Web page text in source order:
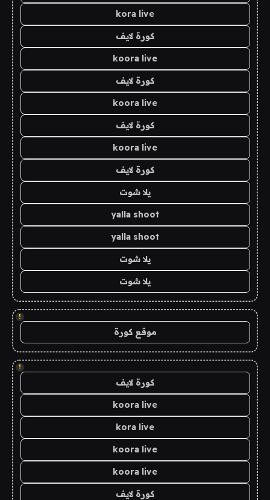
kora live
كورة لايف
koora live
كورة لايف
koora live
كورة لايف
koora live
كورة لايف
يلا شوت
yalla shoot
yalla shoot
يلا شوت
يلا شوت
!
موقع كورة
!
كورة لايف
koora live
kora live
koora live
koora live
كورة لايف